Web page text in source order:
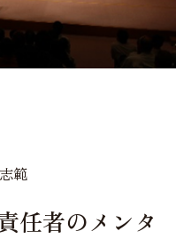
範
任者のメンタ